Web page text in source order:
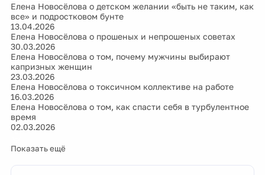
Елена Новосёлова о детском желании «быть не таким, как
все» и подростковом бунте
13.04.2026
Елена Новосёлова о прошеных и непрошеных советах
30.03.2026
Елена Новосёлова о том, почему мужчины выбирают
капризных женщин
23.03.2026
Елена Новосёлова о токсичном коллективе на работе
16.03.2026
Елена Новосёлова о том, как спасти себя в турбулентное
время
02.03.2026
Показать ещё